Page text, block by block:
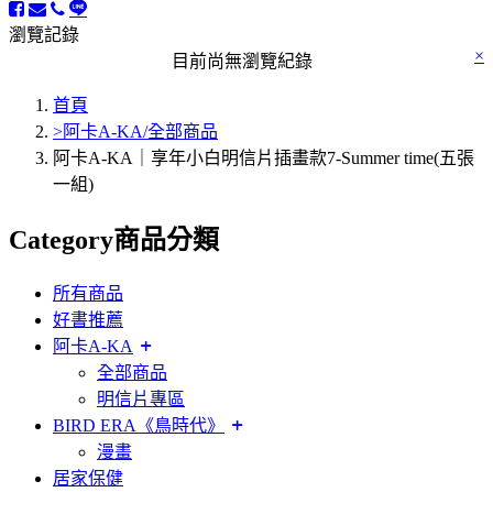
瀏覽記錄
×
目前尚無瀏覽紀錄
首頁
>阿卡A-KA/全部商品
阿卡A-KA｜享年小白明信片插畫款7-Summer time(五張
一組)
Category商品分類
所有商品
好書推薦
阿卡A-KA
全部商品
明信片專區
BIRD ERA《鳥時代》
漫畫
居家保健